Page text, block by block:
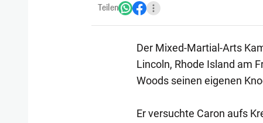
Teilen
Der Mixed-Martial-Arts
Lincoln, Rhode Island am
Woods seinen eigenen
Er versuchte Caron aufs